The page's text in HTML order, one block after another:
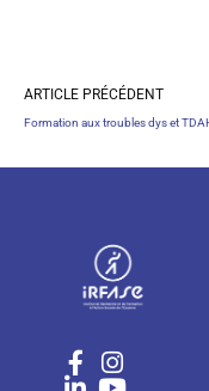
ARTICLE PRÉCÉDENT